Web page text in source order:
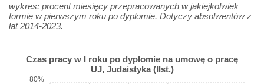
wykres: procent miesięcy przepracowanych w jakiejkolwiek
formie w pierwszym roku po dyplomie. Dotyczy absolwentów z
lat 2014-2023.
Czas pracy w I roku po dyplomie na umowę o pracę
UJ, Judaistyka (IIst.)
80%